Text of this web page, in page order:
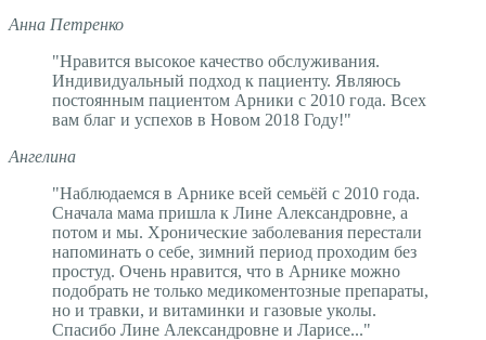
Анна Петренко
"Нравится высокое качество обслуживания.
Индивидуальный подход к пациенту. Являюсь
постоянным пациентом Арники с 2010 года. Всех
вам благ и успехов в Новом 2018 Году!"
Ангелина
"Наблюдаемся в Арнике всей семьёй с 2010 года.
Сначала мама пришла к Лине Александровне, а
потом и мы. Хронические заболевания перестали
напоминать о себе, зимний период проходим без
простуд. Очень нравится, что в Арнике можно
подобрать не только медикоментозные препараты,
но и травки, и витаминки и газовые уколы.
Спасибо Лине Александровне и Ларисе..."